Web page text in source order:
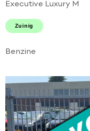
Executive Luxury M
M sport l M 20'LMV l M
diffuser l Navi pro l
Zuinig
Benzine